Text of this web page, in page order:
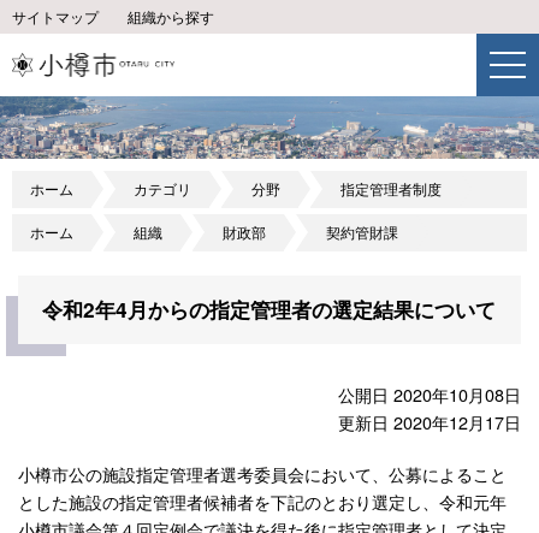
サイトマップ 組織から探す
ホーム カテゴリ 分野 指定管理者制度
ホーム 組織 財政部 契約管財課
令和2年4月からの指定管理者の選定結果について
公開日 2020年10月08日
更新日 2020年12月17日
小樽市公の施設指定管理者選考委員会において、公募によること
とした施設の指定管理者候補者を下記のとおり選定し、令和元年